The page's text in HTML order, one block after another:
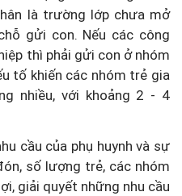
là trường lớp chưa mở
gửi con. Nếu các công
thì phải gửi con ở nhóm
tố khiến các nhóm trẻ gia
nhiều, với khoảng 2 - 4
cầu của phụ huynh và sự
số lượng trẻ, các nhóm
giải quyết những nhu cầu